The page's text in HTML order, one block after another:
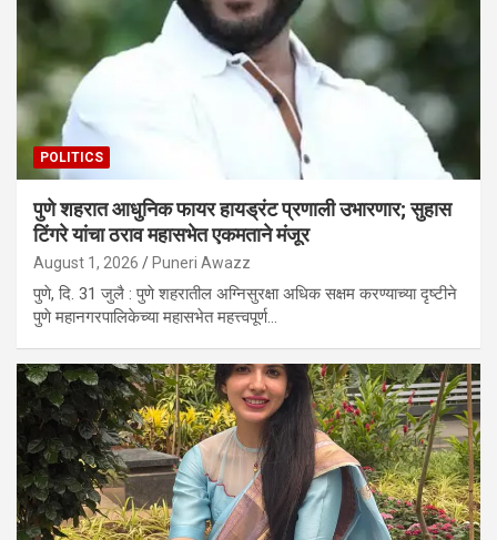
POLITICS
पुणे शहरात आधुनिक फायर हायड्रंट प्रणाली उभारणार; सुहास
टिंगरे यांचा ठराव महासभेत एकमताने मंजूर
August 1, 2026 Puneri Awazz
पुणे, दि. 31 जुलै : पुणे शहरातील अग्निसुरक्षा अधिक सक्षम करण्याच्या दृष्टीने
पुणे महानगरपालिकेच्या महासभेत महत्त्वपूर्ण…